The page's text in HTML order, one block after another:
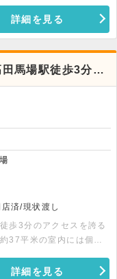
お気軽にお問い合わせく
詳細を見る
馬場駅徒歩3分！
済/現状渡し
歩3分のアクセスを誇る
37平米の室内には個別
詳細を見る